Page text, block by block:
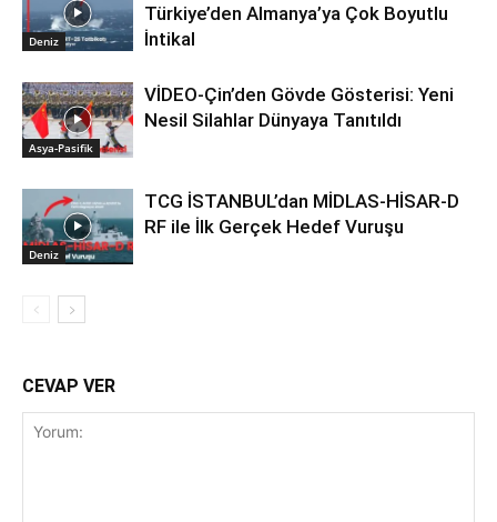
Deniz
Türkiye’den Almanya’ya Çok Boyutlu
İntikal
Asya-Pasifik
VİDEO-Çin’den Gövde Gösterisi: Yeni
Nesil Silahlar Dünyaya Tanıtıldı
Deniz
TCG İSTANBUL’dan MİDLAS-HİSAR-D
RF ile İlk Gerçek Hedef Vuruşu
CEVAP VER